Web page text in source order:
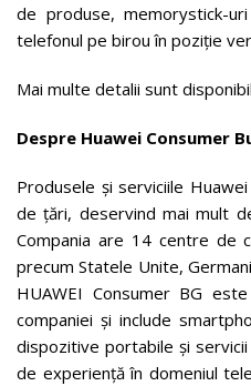
de produse, memorystick-
telefonul pe birou în poziție
Mai multe detalii sunt
Despre Huawei Consumer
Produsele și serviciile
de țări, deservind mai mult
Compania are 14 centre de
precum Statele Unite,
HUAWEI Consumer BG
companiei și include
dispozitive portabile și
de experiență în domeniul